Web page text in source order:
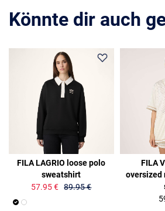
Könnte dir auch
FILA LAGRIO loose polo
sweatshirt
57.95 € 89.95 €
FILA
oversized